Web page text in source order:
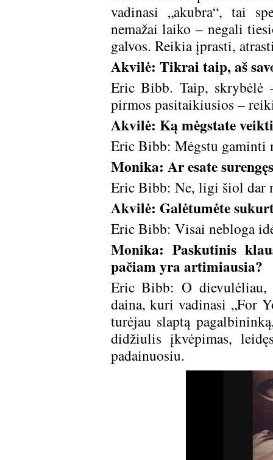
vadinasi „akubra“, tai
nemažai laiko – negali
galvos. Reikia įprasti,
Akvilė: Tikrai taip, aš
Eric Bibb. Taip, skrybėlė
pirmos pasitaikiusios –
Akvilė: Ką mėgstate
Eric Bibb: Mėgstu gaminti
Monika: Ar esate
Eric Bibb: Ne, ligi šiol dar
Akvilė: Galėtumėte
Eric Bibb: Visai nebloga
Monika: Paskutinis
pačiam yra artimiausia?
Eric Bibb: O
daina, kuri vadinasi „For
turėjau slaptą
didžiulis įkvėpimas,
padainuosiu.